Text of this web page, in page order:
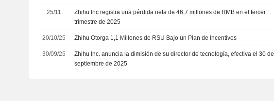
25/11
Zhihu Inc registra una pérdida neta de 46,7 millones de RMB en el tercer
trimestre de 2025
20/10/25 Zhihu Otorga 1,1 Millones de RSU Bajo un Plan de Incentivos
30/09/25
Zhihu Inc. anuncia la dimisión de su director de tecnología, efectiva el 30 de
septiembre de 2025